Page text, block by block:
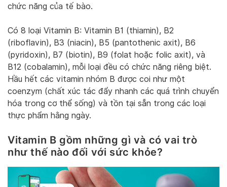
chức năng của tế bào.
Có 8 loại Vitamin B: Vitamin B1 (thiamin), B2
(riboflavin), B3 (niacin), B5 (pantothenic axit), B6
(pyridoxin), B7 (biotin), B9 (folat hoặc folic axit), và
B12 (cobalamin), mỗi loại đều có chức năng riêng biệt.
Hầu hết các vitamin nhóm B được coi như một
coenzym (chất xúc tác đẩy nhanh các quá trình chuyển
hóa trong cơ thể sống) và tồn tại sẵn trong các loại
thực phẩm hằng ngày.
Vitamin B gồm những gì và có vai trò
như thế nào đối với sức khỏe?